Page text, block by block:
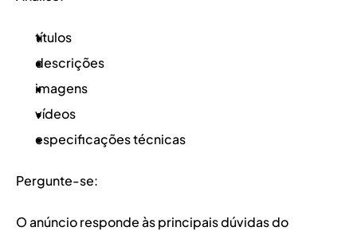
títulos
descrições
imagens
vídeos
especificações técnicas
Pergunte-se:
O anúncio responde às principais dúvidas do